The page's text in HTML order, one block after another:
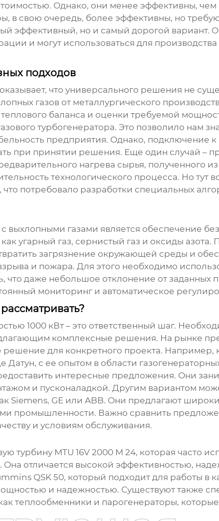
Однако, они менее эффективны, чем
в свою очередь, более эффективны, но
эффективный, но и самый дорогой вариант.
и могут использоваться для
подходов
что универсального решения не
газов от металлургического
баланса и оценки требуемой
турбогенератора. Это позволило нам
предприятия. Однако, подключение к
при принятии решения. Еще один случай –
нагрева сырья, полученного
технологического процесса. Но
потребовало разработки специальных
выхлопными газами является обеспечение
угарный газ, сернистый газ и оксиды
загрязнение окружающей среды и
и пожара. Для этого необходимо
даже небольшое отклонение от заданных
мониторинг и автоматическое
1000 кВт– это ответственный шаг.
комплексные решения. На рынке
решение для конкретного проекта.
с ее опытом в области
интересные предложения. Они
и пусконаладкой. Другим вариантом
Siemens, GE или ABB. Они предлагают
промышленности. Важно сравнить
и условиям обслуживания.
турбину MTU 16V 2000 M 24, которая часто
Она отличается высокой эффективностью,
QSK 50, который подходит для работы в
и надежностью. Существуют также
теплообменники и парогенераторы,